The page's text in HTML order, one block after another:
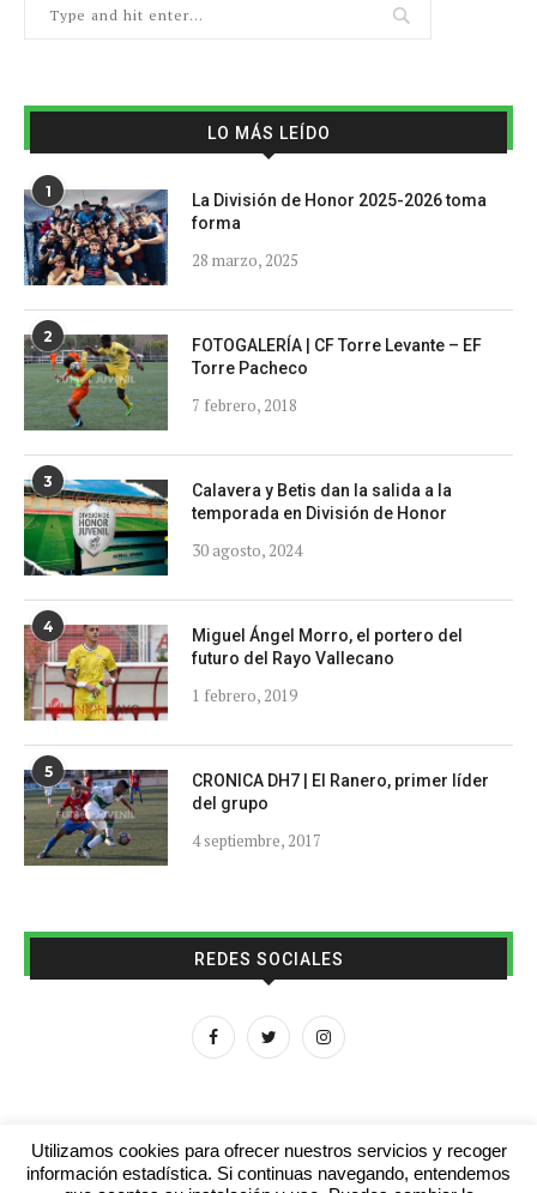
LO MÁS LEÍDO
1
La División de Honor 2025-2026 toma
forma
28 marzo, 2025
2
FOTOGALERÍA | CF Torre Levante – EF
Torre Pacheco
7 febrero, 2018
3
Calavera y Betis dan la salida a la
temporada en División de Honor
30 agosto, 2024
4
Miguel Ángel Morro, el portero del
futuro del Rayo Vallecano
1 febrero, 2019
5
CRONICA DH7 | El Ranero, primer líder
del grupo
4 septiembre, 2017
REDES SOCIALES
Utilizamos cookies para ofrecer nuestros servicios y recoger
información estadística. Si continuas navegando, entendemos